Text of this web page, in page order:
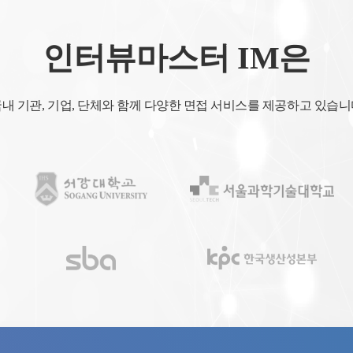
인터뷰마스터 IM은
기관, 기업, 단체와 함께 다양한 면접 서비스를 제공하고 있습